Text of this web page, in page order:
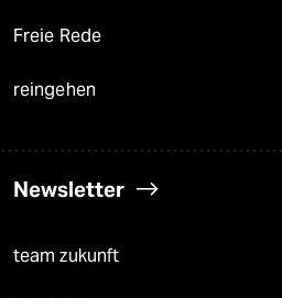
Freie Rede
reingehen
Newsletter
team zukunft